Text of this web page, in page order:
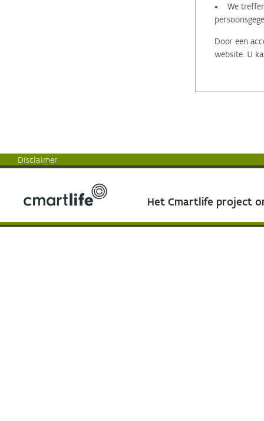
• We treffen
Door een
website. U
Disclaimer
Het Cmartlife project